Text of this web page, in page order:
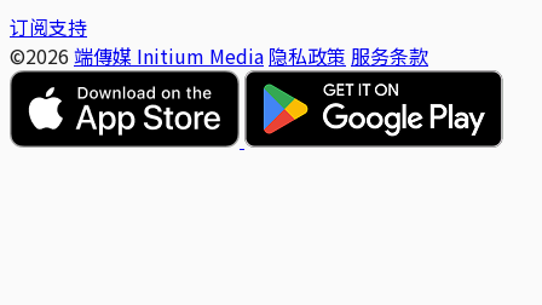
订阅支持
©2026 端傳媒 Initium Media 隐私政策 服务条款